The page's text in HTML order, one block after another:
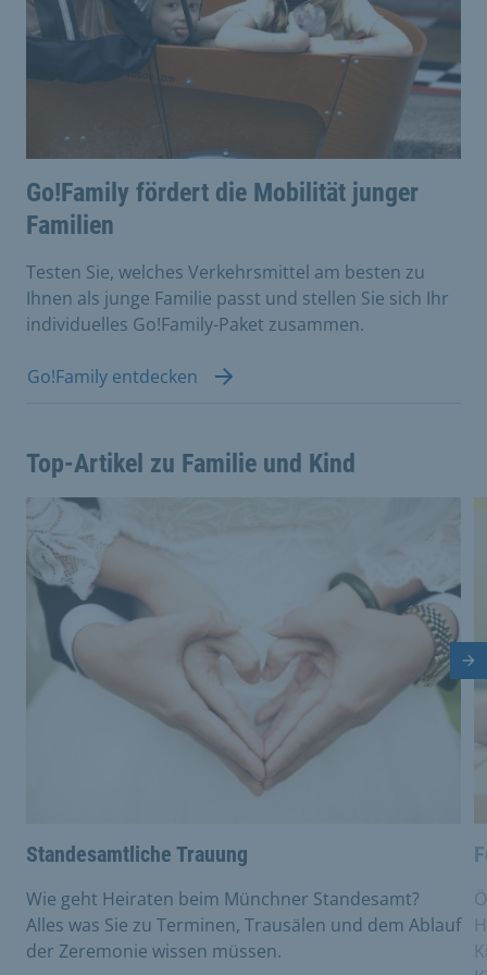
Go!Family fördert die Mobilität junger
Familien
Testen Sie, welches Verkehrsmittel am besten zu
Ihnen als junge Familie passt und stellen Sie sich Ihr
individuelles Go!Family-Paket zusammen.
Go!Family entdecken
Top-Artikel zu Familie und Kind
This is a carousel with rotating cards. Use the
Standesamtliche Trauung
Wie geht Heiraten beim Münchner Standesamt?
Alles was Sie zu Terminen, Trausälen und dem Ablauf
der Zeremonie wissen müssen.